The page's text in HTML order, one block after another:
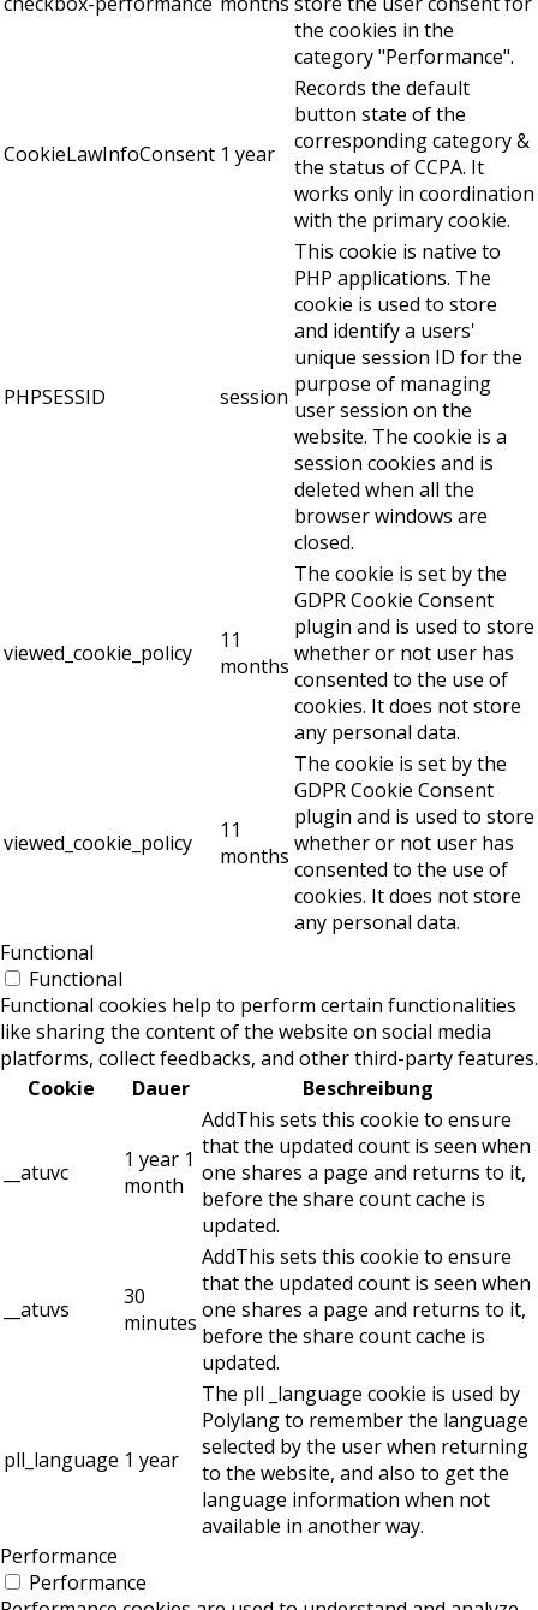
the cookies in the
category "Performance".
CookieLawInfoConsent 1 year
Records the default
button state of the
corresponding category &
the status of CCPA. It
works only in coordination
with the primary cookie.
PHPSESSID session
This cookie is native to
PHP applications. The
cookie is used to store
and identify a users'
unique session ID for the
purpose of managing
user session on the
website. The cookie is a
session cookies and is
deleted when all the
browser windows are
closed.
viewed_cookie_policy
11
months
The cookie is set by the
GDPR Cookie Consent
plugin and is used to store
whether or not user has
consented to the use of
cookies. It does not store
any personal data.
viewed_cookie_policy
11
months
The cookie is set by the
GDPR Cookie Consent
plugin and is used to store
whether or not user has
consented to the use of
cookies. It does not store
any personal data.
Functional
Functional
Functional cookies help to perform certain functionalities
like sharing the content of the website on social media
platforms, collect feedbacks, and other third-party features.
Cookie
Dauer Beschreibung
__atuvc
1 year 1
month
AddThis sets this cookie to ensure
that the updated count is seen when
one shares a page and returns to it,
before the share count cache is
updated.
__atuvs
30
minutes
AddThis sets this cookie to ensure
that the updated count is seen when
one shares a page and returns to it,
before the share count cache is
updated.
pll_language 1 year
The pll _language cookie is used by
Polylang to remember the language
selected by the user when returning
to the website, and also to get the
language information when not
available in another way.
Performance
Performance